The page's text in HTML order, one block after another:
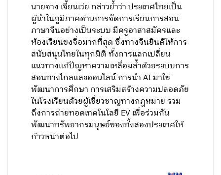
​นายจาง เจี้ยนเว่ย กล่าวย้ำว่า ประเทศไทยเป็น
ผู้นำในภูมิภาคด้านการจัดการเรียนการสอน
ภาษาจีนอย่างเป็นระบบ มีครูอาสาสมัครและ
ห้องเรียนขงจื่อมากที่สุด ซึ่งทางจีนยินดีให้การ
สนับสนุนไทยในทุกมิติ ทั้งการแลกเปลี่ยน
แนวทางแก้ปัญหาความเหลื่อมล้ำด้วยระบบการ
สอนทางไกลและออนไลน์ การนำ AI มาใช้
พัฒนาการศึกษา การเสริมสร้างความปลอดภัย
ในโรงเรียนด้วยผู้เชี่ยวชาญทางกฎหมาย รวม
ถึงการถ่ายทอดเทคโนโลยี EV เพื่อร่วมกัน
พัฒนาทรัพยากรมนุษย์ของทั้งสองประเทศให้
ก้าวหน้าต่อไป